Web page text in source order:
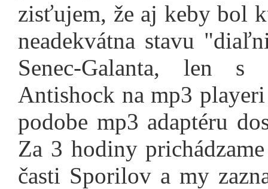
zisťujem, že aj keby bol
neadekvátna stavu
Senec-Galanta, len
Antishock na mp3
podobe mp3 adaptéru
Za 3 hodiny
časti Sporilov a my